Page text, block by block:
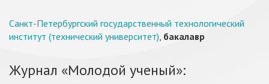
Санкт-Петербургский государственный технологический
институт (технический университет), бакалавр
Журнал «Молодой ученый»: